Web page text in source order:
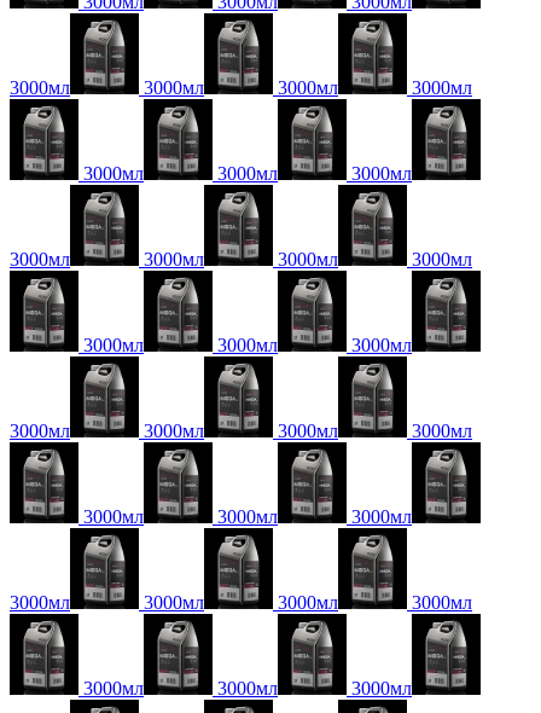
3000мл 3000мл 3000мл 3000мл
3000мл 3000мл 3000мл
3000мл 3000мл 3000мл 3000мл
3000мл 3000мл 3000мл
3000мл 3000мл 3000мл 3000мл
3000мл 3000мл 3000мл
3000мл 3000мл 3000мл 3000мл
3000мл 3000мл 3000мл